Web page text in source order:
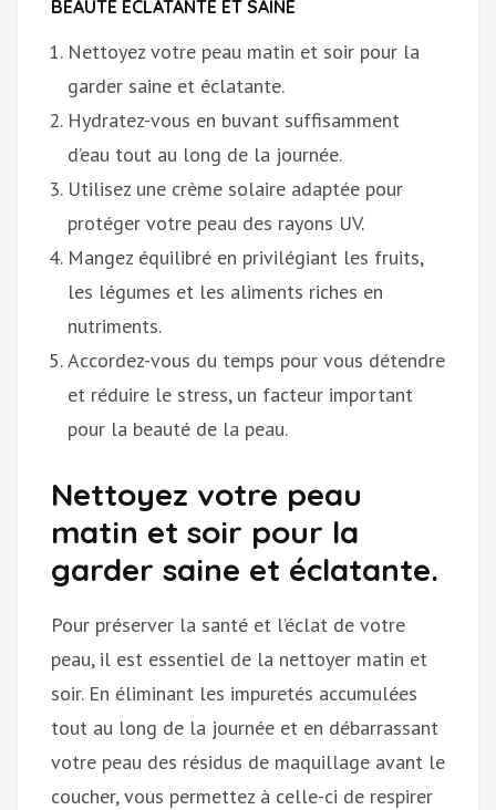
BEAUTÉ ÉCLATANTE ET SAINE
Nettoyez votre peau matin et soir pour la
garder saine et éclatante.
Hydratez-vous en buvant suffisamment
d’eau tout au long de la journée.
Utilisez une crème solaire adaptée pour
protéger votre peau des rayons UV.
Mangez équilibré en privilégiant les fruits,
les légumes et les aliments riches en
nutriments.
Accordez-vous du temps pour vous détendre
et réduire le stress, un facteur important
pour la beauté de la peau.
Nettoyez votre peau
matin et soir pour la
garder saine et éclatante.
Pour préserver la santé et l’éclat de votre
peau, il est essentiel de la nettoyer matin et
soir. En éliminant les impuretés accumulées
tout au long de la journée et en débarrassant
votre peau des résidus de maquillage avant le
coucher, vous permettez à celle-ci de respirer